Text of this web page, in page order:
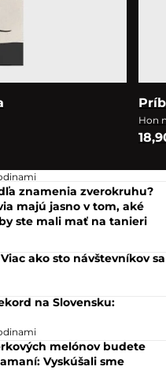
Hon
znamenia zverokruhu?
majú jasno v tom, aké
ste mali mať na tanieri
ako sto návštevníkov sa
na Slovensku:
melónov budete
Vyskúšali sme